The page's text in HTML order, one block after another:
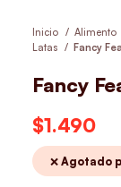
Inicio Alimento
Latas
Fancy
Fancy
$1.490
❌ Agotado